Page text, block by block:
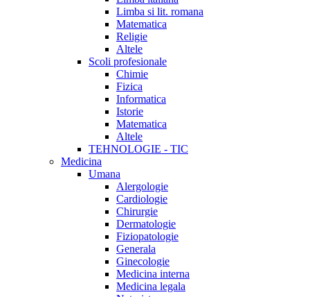
Limba si lit. romana
Matematica
Religie
Altele
Scoli profesionale
Chimie
Fizica
Informatica
Istorie
Matematica
Altele
TEHNOLOGIE - TIC
Medicina
Umana
Alergologie
Cardiologie
Chirurgie
Dermatologie
Fiziopatologie
Generala
Ginecologie
Medicina interna
Medicina legala